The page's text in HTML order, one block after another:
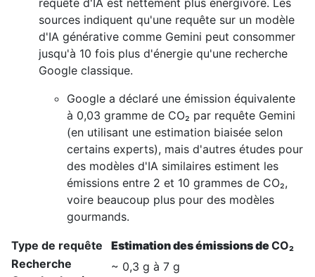
requête d'IA est nettement plus énergivore. Les
sources indiquent qu'une requête sur un modèle
d'IA générative comme Gemini peut consommer
jusqu'à 10 fois plus d'énergie qu'une recherche
Google classique.
Google a déclaré une émission équivalente
à 0,03 gramme de CO₂ par requête Gemini
(en utilisant une estimation biaisée selon
certains experts), mais d'autres études pour
des modèles d'IA similaires estiment les
émissions entre 2 et 10 grammes de CO₂,
voire beaucoup plus pour des modèles
gourmands.
Type de requête Estimation des émissions deCO₂​
Recherche
~ 0,3 g à 7 g